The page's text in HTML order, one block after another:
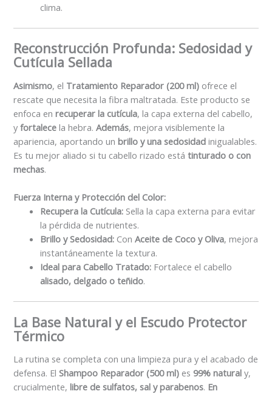
clima.
Reconstrucción Profunda: Sedosidad y
Cutícula Sellada
Asimismo, el Tratamiento Reparador (200 ml) ofrece el
rescate que necesita la fibra maltratada. Este producto se
enfoca enrecuperar la cutícula, la capa externa del cabello,
yfortalece la hebra.Además, mejora visiblemente la
apariencia, aportando unbrillo y una sedosidad inigualables.
Es tu mejor aliado si tu cabello rizado estátinturado o con
mechas.
Fuerza Interna y Protección del Color:
Recupera la Cutícula: Sella la capa externa para evitar
la pérdida de nutrientes.
Brillo y Sedosidad: ConAceite de Coco y Oliva, mejora
instantáneamente la textura.
Ideal para Cabello Tratado: Fortalece el cabello
alisado, delgado o teñido.
La Base Natural y el Escudo Protector
Térmico
La rutina se completa con una limpieza pura y el acabado de
defensa. ElShampoo Reparador (500 ml) es 99% natural y,
crucialmente,libre de sulfatos, sal y parabenos. En